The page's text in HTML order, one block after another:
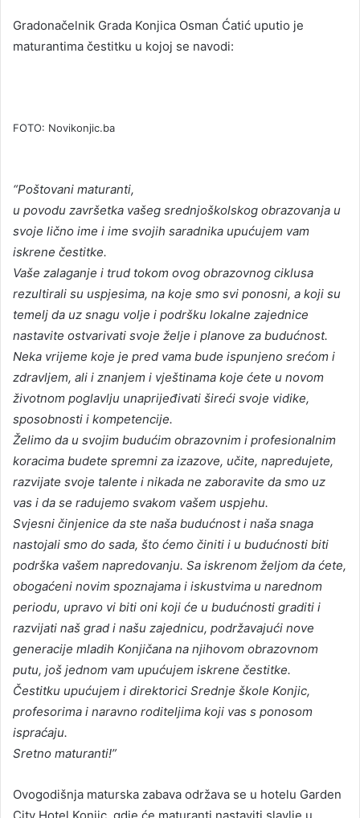
Gradonačelnik Grada Konjica Osman Ćatić uputio je
maturantima čestitku u kojoj se navodi:
FOTO: Novikonjic.ba
“Poštovani maturanti,
u povodu završetka vašeg srednjoškolskog obrazovanja u
svoje lično ime i ime svojih saradnika upućujem vam
iskrene čestitke.
Vaše zalaganje i trud tokom ovog obrazovnog ciklusa
rezultirali su uspjesima, na koje smo svi ponosni, a koji su
temelj da uz snagu volje i podršku lokalne zajednice
nastavite ostvarivati svoje želje i planove za budućnost.
Neka vrijeme koje je pred vama bude ispunjeno srećom i
zdravljem, ali i znanjem i vještinama koje ćete u novom
životnom poglavlju unaprijeđivati šireći svoje vidike,
sposobnosti i kompetencije.
Želimo da u svojim budućim obrazovnim i profesionalnim
koracima budete spremni za izazove, učite, napredujete,
razvijate svoje talente i nikada ne zaboravite da smo uz
vas i da se radujemo svakom vašem uspjehu.
Svjesni činjenice da ste naša budućnost i naša snaga
nastojali smo do sada, što ćemo činiti i u budućnosti biti
podrška vašem napredovanju. Sa iskrenom željom da ćete,
obogaćeni novim spoznajama i iskustvima u narednom
periodu, upravo vi biti oni koji će u budućnosti graditi i
razvijati naš grad i našu zajednicu, podržavajući nove
generacije mladih Konjičana na njihovom obrazovnom
putu, još jednom vam upućujem iskrene čestitke.
Čestitku upućujem i direktorici Srednje škole Konjic,
profesorima i naravno roditeljima koji vas s ponosom
ispraćaju.
Sretno maturanti!”
Ovogodišnja maturska zabava održava se u hotelu Garden